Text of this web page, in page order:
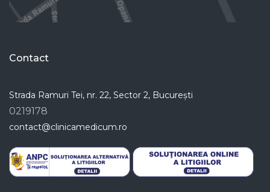
Contact
Strada Ramuri Tei, nr. 22, Sector 2, București
0219178
contact@clinicamedicum.ro